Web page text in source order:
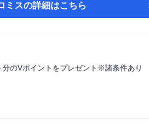
ミスの詳細はこちら
のVポイントをプレゼント※諸条件あり